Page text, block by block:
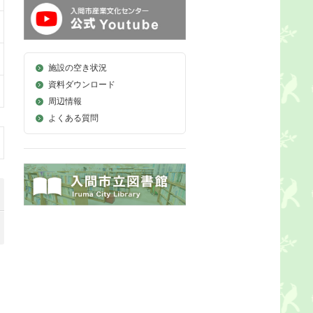
施設の空き状況
資料ダウンロード
周辺情報
よくある質問